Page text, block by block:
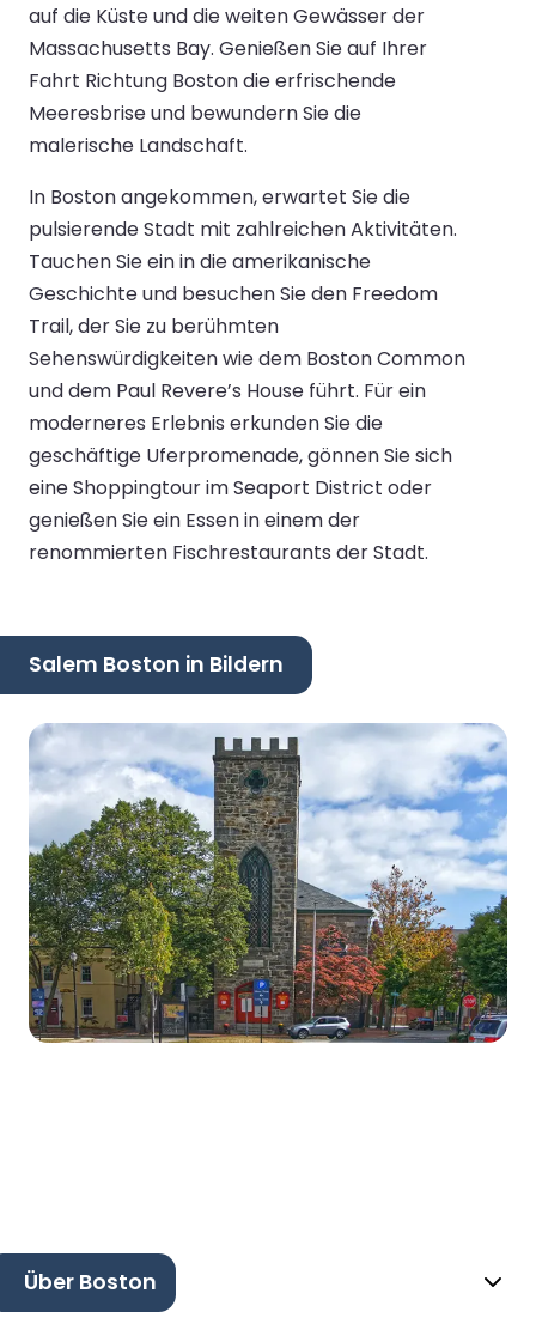
auf die Küste und die weiten Gewässer der
Massachusetts Bay. Genießen Sie auf Ihrer
Fahrt Richtung Boston die erfrischende
Meeresbrise und bewundern Sie die
malerische Landschaft.
In Boston angekommen, erwartet Sie die
pulsierende Stadt mit zahlreichen Aktivitäten.
Tauchen Sie ein in die amerikanische
Geschichte und besuchen Sie den Freedom
Trail, der Sie zu berühmten
Sehenswürdigkeiten wie dem Boston Common
und dem Paul Revere’s House führt. Für ein
moderneres Erlebnis erkunden Sie die
geschäftige Uferpromenade, gönnen Sie sich
eine Shoppingtour im Seaport District oder
genießen Sie ein Essen in einem der
renommierten Fischrestaurants der Stadt.
Salem Boston in Bildern
Über Boston